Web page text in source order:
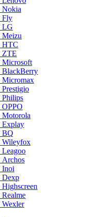
Nokia
Fly
LG
Meizu
HTC
ZTE
Microsoft
BlackBerry
Micromax
Prestigio
Philips
OPPO
Motorola
Explay
BQ
Wileyfox
Leagoo
Archos
Inoi
Dexp
Wexler